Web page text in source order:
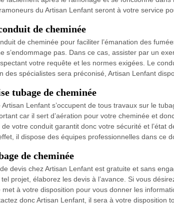
du Artisan Lenfant seront à votre service
de cheminée
de cheminée pour faciliter l’émanation des
s’endommage pas. Dans ce cas, assister par un
votre requête et les normes exigées. Le
des spécialistes sera préconisé, Artisan Lenfant
tubage de cheminée
Artisan Lenfant s’occupent de tous travaux sur le
car il sert d’aération pour votre cheminée et
de votre conduit garantit donc votre sécurité et
il dispose des équipes professionnelles dans ce
de cheminée
devis chez Artisan Lenfant est gratuite et sans
projet, élaborez les devis à l’avance. Si vous
met à votre disposition pour vous donner les
donc Artisan Lenfant, il sera à votre disposition